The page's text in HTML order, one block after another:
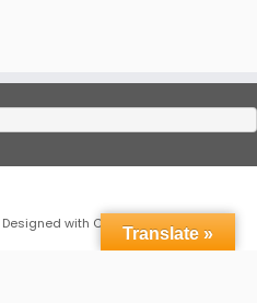
Designed with Customizr Pro
Translate »